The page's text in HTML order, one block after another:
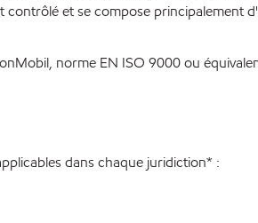
et se compose principalement
norme EN ISO 9000 ou
dans chaque juridiction* :